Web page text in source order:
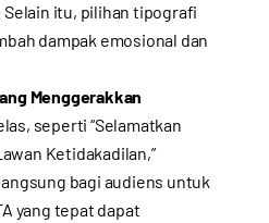
itu, pilihan tipografi
dampak emosional dan
Menggerakkan
seperti “Selamatkan
Ketidakadilan,”
bagi audiens untuk
yang tepat dapat